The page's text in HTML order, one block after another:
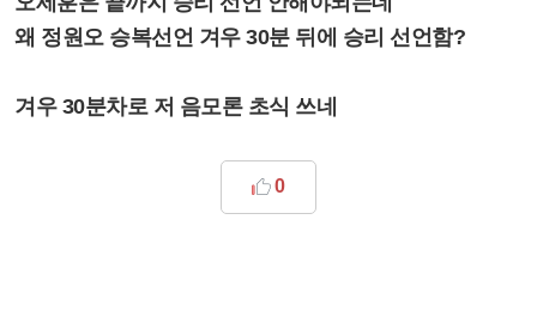
왜 정원오 승복선언 겨우 30분 뒤에 승리 선언함?
겨우 30분차로 저 음모론 초식 쓰네
0